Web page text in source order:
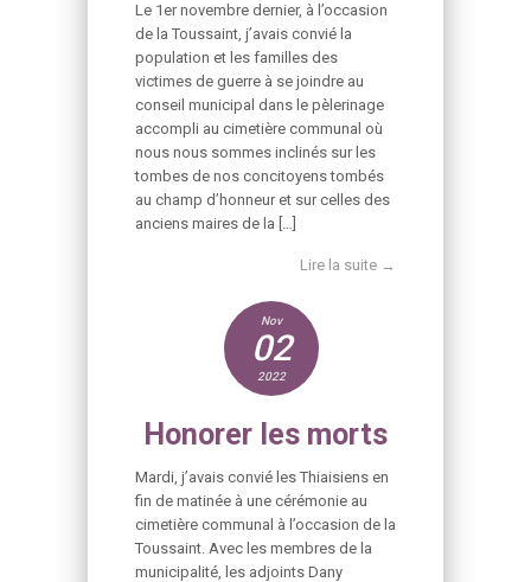
Le 1er novembre dernier, à l’occasion
de la Toussaint, j’avais convié la
population et les familles des
victimes de guerre à se joindre au
conseil municipal dans le pèlerinage
accompli au cimetière communal où
nous nous sommes inclinés sur les
tombes de nos concitoyens tombés
au champ d’honneur et sur celles des
anciens maires de la […]
Lire la suite →
Nov
02
2022
Honorer les morts
Mardi, j’avais convié les Thiaisiens en
fin de matinée à une cérémonie au
cimetière communal à l’occasion de la
Toussaint. Avec les membres de la
municipalité, les adjoints Dany